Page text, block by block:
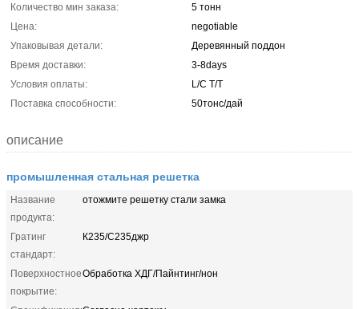
Количество мин заказа:
5 тонн
Цена:
negotiable
Упаковывая детали:
Деревянный поддон
Время доставки:
3-8days
Условия оплаты:
L/C T/T
Поставка способности:
50тонс/дай
описание
промышленная стальная решетка
Название
продукта:
отожмите решетку стали замка
Гратинг
стандарт:
К235/С235джр
Поверхностное
покрытие:
Обработка ХДГ/Пайнтинг/нон